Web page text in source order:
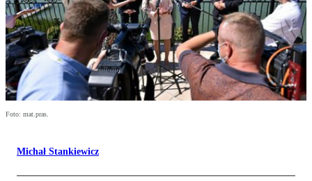
Foto: mat.pras.
Michał Stankiewicz